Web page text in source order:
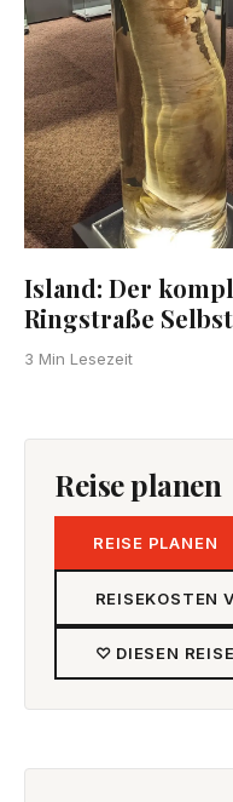
Island: Der
Ringstraße
3 Min Lesezeit
Reise planen
REISE PLANEN
REISEKOSTEN
♡ DIESEN